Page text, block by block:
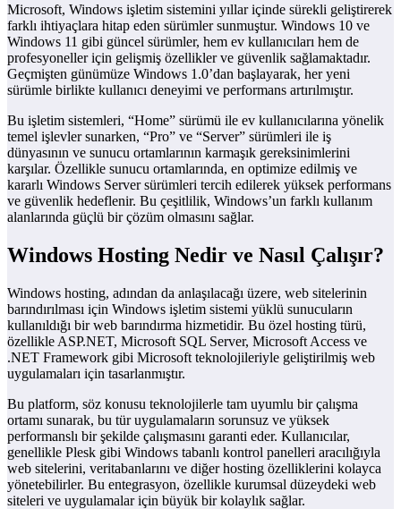
Microsoft, Windows işletim sistemini yıllar içinde sürekli geliştirerek
farklı ihtiyaçlara hitap eden sürümler sunmuştur. Windows 10 ve
Windows 11 gibi güncel sürümler, hem ev kullanıcıları hem de
profesyoneller için gelişmiş özellikler ve güvenlik sağlamaktadır.
Geçmişten günümüze Windows 1.0’dan başlayarak, her yeni
sürümle birlikte kullanıcı deneyimi ve performans artırılmıştır.
Bu işletim sistemleri, “Home” sürümü ile ev kullanıcılarına yönelik
temel işlevler sunarken, “Pro” ve “Server” sürümleri ile iş
dünyasının ve sunucu ortamlarının karmaşık gereksinimlerini
karşılar. Özellikle sunucu ortamlarında, en optimize edilmiş ve
kararlı Windows Server sürümleri tercih edilerek yüksek performans
ve güvenlik hedeflenir. Bu çeşitlilik, Windows’un farklı kullanım
alanlarında güçlü bir çözüm olmasını sağlar.
Windows Hosting Nedir ve Nasıl Çalışır?
Windows hosting, adından da anlaşılacağı üzere, web sitelerinin
barındırılması için Windows işletim sistemi yüklü sunucuların
kullanıldığı bir web barındırma hizmetidir. Bu özel hosting türü,
özellikle ASP.NET, Microsoft SQL Server, Microsoft Access ve
.NET Framework gibi Microsoft teknolojileriyle geliştirilmiş web
uygulamaları için tasarlanmıştır.
Bu platform, söz konusu teknolojilerle tam uyumlu bir çalışma
ortamı sunarak, bu tür uygulamaların sorunsuz ve yüksek
performanslı bir şekilde çalışmasını garanti eder. Kullanıcılar,
genellikle Plesk gibi Windows tabanlı kontrol panelleri aracılığıyla
web sitelerini, veritabanlarını ve diğer hosting özelliklerini kolayca
yönetebilirler. Bu entegrasyon, özellikle kurumsal düzeydeki web
siteleri ve uygulamalar için büyük bir kolaylık sağlar.